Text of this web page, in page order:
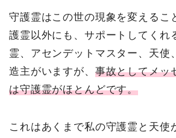
守護霊はこの世の現象を変えるこ
護霊以外にも、サポートしてくれ
霊、アセンデットマスター、天使
造主がいますが、 事故としてメッ
は守護霊がほとんどです。
これはあくまで私の守護霊と天使